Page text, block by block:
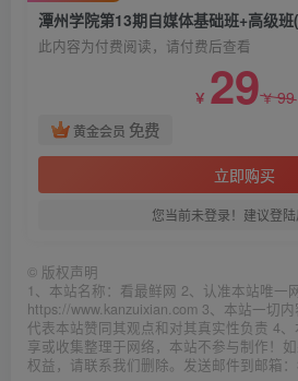
潭州学院第13期自媒体基础班+高级
此内容为付费阅读，请付费后查看
￥ 29￥99
黄金会员 免费
立即购买
您当前未登录！建议登
© 版权声明
1、本站名称：看最鲜网 2、认准本站唯一网
https://www.kanzuixian.com 3、本站一切
代表本站赞同其观点和对其真实性负责 4
享或收集整理于网络，本站不参与制作！
权益，请联系我们删除。发送邮件到邮箱：